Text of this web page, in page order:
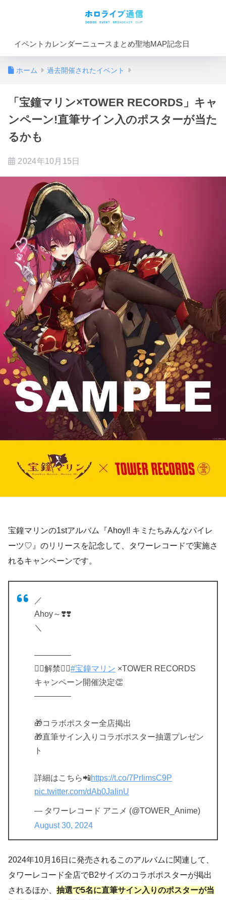
イベントカレンダーニュースまとめ聖地MAP記念日
ホーム 過去開催されたイベント
「宝鐘マリン×TOWER RECORDS」キャ
ンペーン!直筆サイン入のポスターが当た
るかも
2024年10月15日
宝鐘マリンの1stアルバム『Ahoy!! キミたちみんなパイレ
ーツ♡』のリリースを記念して、タワーレコードで実施さ
れるキャンペーンです。
／
Ahoy～❣️❣️
＼
————–
🏴‍☠️解禁🏴‍☠️#宝鐘マリン ×TOWER RECORDS
キャンペーン開催決定👏
————–
🎁コラボポスター全店掲出
🎁直筆サイン入りコラボポスター抽選プレゼン
ト
詳細はこちら📲https://t.co/7PrIimsC9P
pic.twitter.com/dAb0JaIinU
— タワーレコード アニメ (@TOWER_Anime)
August 30, 2024
2024年10月16日に発売されるこのアルバムに関連して、
タワーレコード全店でB2サイズのコラボポスターが掲出
されるほか、 抽選で5名に直筆サイン入りのポスターが当